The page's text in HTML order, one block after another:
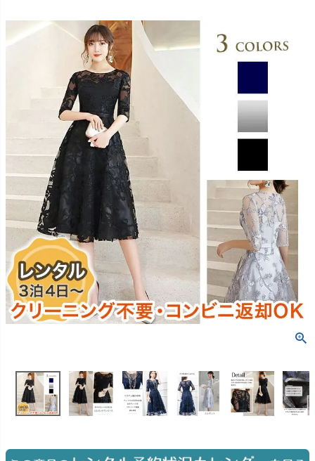
七五三着物 シューズ
小物・アクセ
アウター レディース
Sale販売
コスチューム アウター
インナー・パニエ アクセサリー
ジュエリー 音楽雑貨
Recital & Concours
発表会・コンクール
舞台で輝くステージ衣装
フラワーガール・リングボーイ・ゲ
スト
Graduation & Entrance
卒業式・入学式
きちんと感のあるフォーマル
Shichi-Go-San
七五三
3歳・5歳・7歳の晴れの日
03 Angel's Closetについて
創業2003年からの想い
レンタル
レンタルのご案内
予約・配送・返却・料金
05 レンタルの流れ
4ステップで簡単
06 あんしんパック
汚れ・キズ・破損の補償
Buy & Supportご購入・サポート
07 販売・共通のご案内
品質・返品・お手入れ
08 送料・お支払い
電話・メール・LINE
実店舗 つくば店
Tsukuba Boutique
茨城県土浦市大町14-16-1F
営業 10:00–18:00（完全予約制）
月曜日
店舗を予約する →
Photography